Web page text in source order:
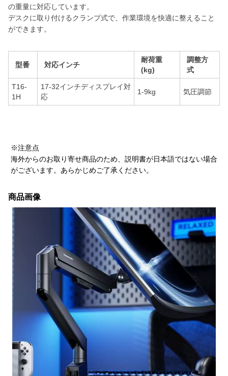
の重量に対応しています。
デスクに取り付けるクランプ式で、作業環境を快適に整えること
ができます。
型番 対応インチ
耐荷重
(kg)
調整方
式
T16-
1H
17-32インチディスプレイ対
応
1-9kg 気圧調節
※注意点
海外からのお取り寄せ商品のため、説明書が日本語ではない場合
がございます。あらかじめご了承ください。
商品画像